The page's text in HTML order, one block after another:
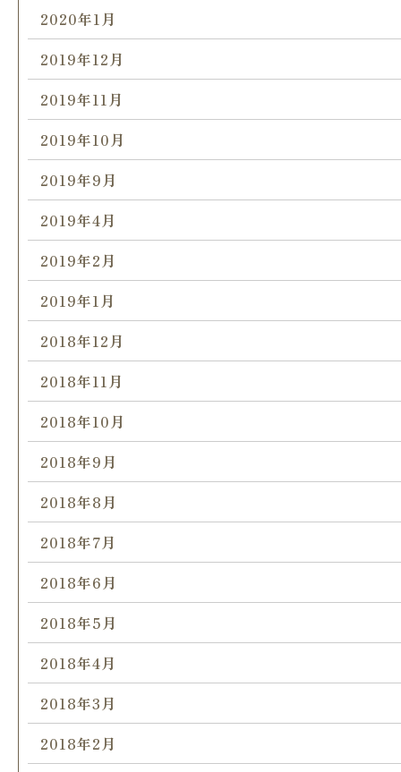
2020年1月
2019年12月
2019年11月
2019年10月
2019年9月
2019年4月
2019年2月
2019年1月
2018年12月
2018年11月
2018年10月
2018年9月
2018年8月
2018年7月
2018年6月
2018年5月
2018年4月
2018年3月
2018年2月